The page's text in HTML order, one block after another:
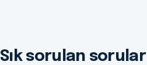
Sık sorulan sorular